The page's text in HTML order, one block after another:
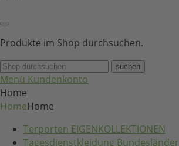
Produkte im Shop durchsuchen.
suchen
Menü Kundenkonto
Home
HomeHome
Terporten EIGENKOLLEKTIONEN
Tagesdienstkleidung Bundesländer